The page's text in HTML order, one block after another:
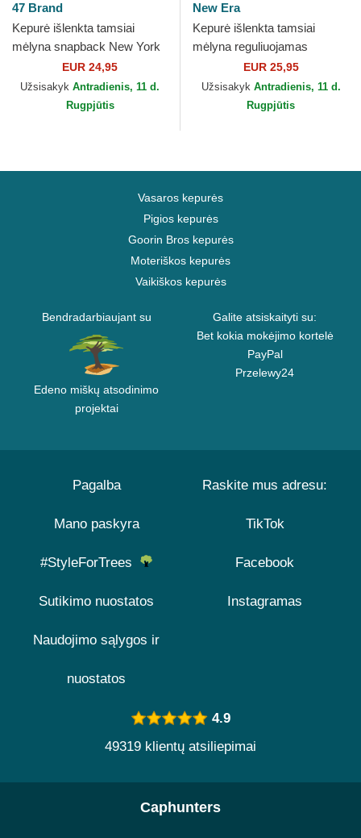
47 Brand
Kepurė išlenkta tamsiai
mėlyna snapback New York
Yankees MLB 47 Brand
EUR 24,95
Užsisakyk Antradienis, 11 d.
Rugpjūtis
New Era
Kepurė išlenkta tamsiai
mėlyna reguliuojamas
9FORTY Outline New York
Yankees MLB New Era
EUR 25,95
Užsisakyk Antradienis, 11 d.
Rugpjūtis
Vasaros kepurės
Pigios kepurės
Goorin Bros kepurės
Moteriškos kepurės
Vaikiškos kepurės
Bendradarbiaujant su
Edeno miškų atsodinimo
projektai
Galite atsiskaityti su:
Bet kokia mokėjimo kortelė
PayPal
Przelewy24
Pagalba
Mano paskyra
#StyleForTrees
Sutikimo nuostatos
Naudojimo sąlygos ir
nuostatos
Raskite mus adresu:
TikTok
Facebook
Instagramas
4.9
49319 klientų atsiliepimai
Caphunters